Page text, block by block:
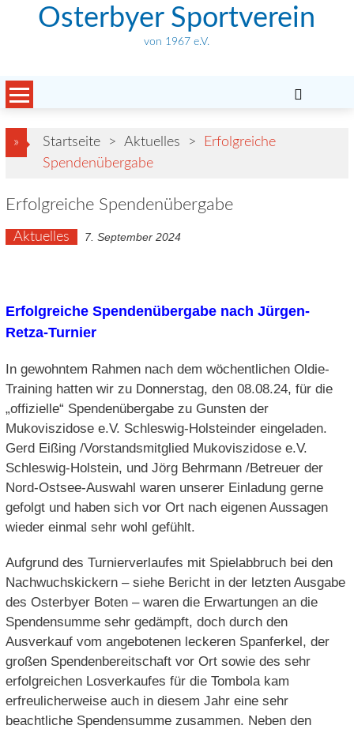
Osterbyer Sportverein
von 1967 e.V.
» Startseite > Aktuelles >
Erfolgreiche
Spendenübergabe
Erfolgreiche Spendenübergabe
Aktuelles 7. September 2024
Erfolgreiche Spendenübergabe nach Jürgen-
Retza-Turnier
In gewohntem Rahmen nach dem wöchentlichen Oldie-
Training hatten wir zu Donnerstag, den 08.08.24, für die
„offizielle“ Spendenübergabe zu Gunsten der
Mukoviszidose e.V. Schleswig-Holsteinder eingeladen.
Gerd Eißing /Vorstandsmitglied Mukoviszidose e.V.
Schleswig-Holstein, und Jörg Behrmann /Betreuer der
Nord-Ostsee-Auswahl waren unserer Einladung gerne
gefolgt und haben sich vor Ort nach eigenen Aussagen
wieder einmal sehr wohl gefühlt.
Aufgrund des Turnierverlaufes mit Spielabbruch bei den
Nachwuchskickern – siehe Bericht in der letzten Ausgabe
des Osterbyer Boten – waren die Erwartungen an die
Spendensumme sehr gedämpft, doch durch den
Ausverkauf vom angebotenen leckeren Spanferkel, der
großen Spendenbereitschaft vor Ort sowie des sehr
erfolgreichen Losverkaufes für die Tombola kam
erfreulicherweise auch in diesem Jahr eine sehr
beachtliche Spendensumme zusammen. Neben den